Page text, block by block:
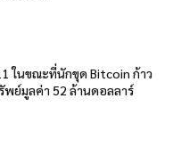
ในขณะที่นักขุด Bitcoin ก้าว
พย์มูลค่า 52 ล้านดอลลาร์